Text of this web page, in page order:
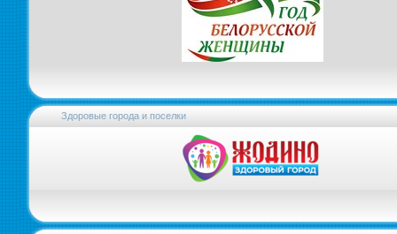
Здоровые города и поселки